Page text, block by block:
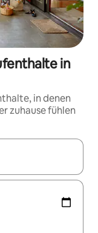
in
in denen
zuhause fühlen
mit den